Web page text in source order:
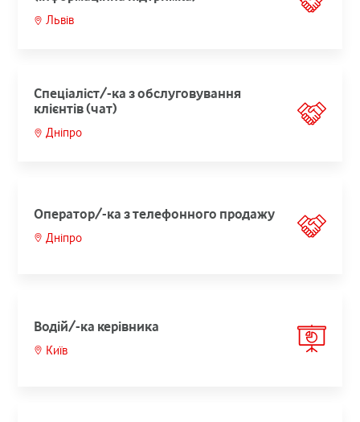
Львів
Спеціаліст/-ка з обслуговування
клієнтів (чат)
Дніпро
Оператор/-ка з телефонного продажу
Дніпро
Водій/-ка керівника
Київ